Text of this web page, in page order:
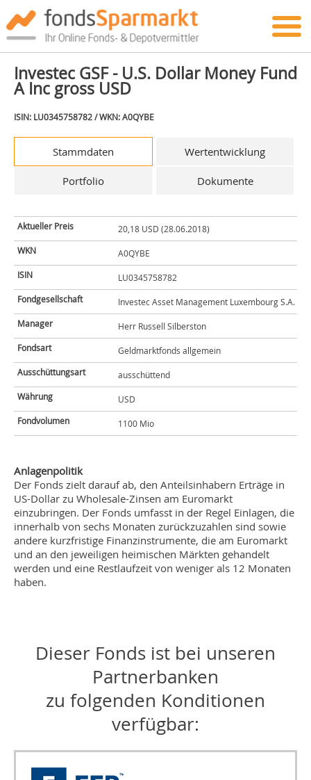
Investec GSF - U.S. Dollar Money Fund
A Inc gross USD
ISIN: LU0345758782 / WKN: A0QYBE
Stammdaten Wertentwicklung
Portfolio Dokumente
Aktueller Preis
20,18 USD (28.06.2018)
WKN
A0QYBE
ISIN
LU0345758782
Fondgesellschaft
Investec Asset Management Luxembourg S.A.
Manager
Herr Russell Silberston
Fondsart
Geldmarktfonds allgemein
Ausschüttungsart
ausschüttend
Währung
USD
Fondvolumen
1100 Mio
Anlagenpolitik
Der Fonds zielt darauf ab, den Anteilsinhabern Erträge in
US-Dollar zu Wholesale-Zinsen am Euromarkt
einzubringen. Der Fonds umfasst in der Regel Einlagen, die
innerhalb von sechs Monaten zurückzuzahlen sind sowie
andere kurzfristige Finanzinstrumente, die am Euromarkt
und an den jeweiligen heimischen Märkten gehandelt
werden und eine Restlaufzeit von weniger als 12 Monaten
haben.
Dieser Fonds ist bei unseren
Partnerbanken
zu folgenden Konditionen
verfügbar: